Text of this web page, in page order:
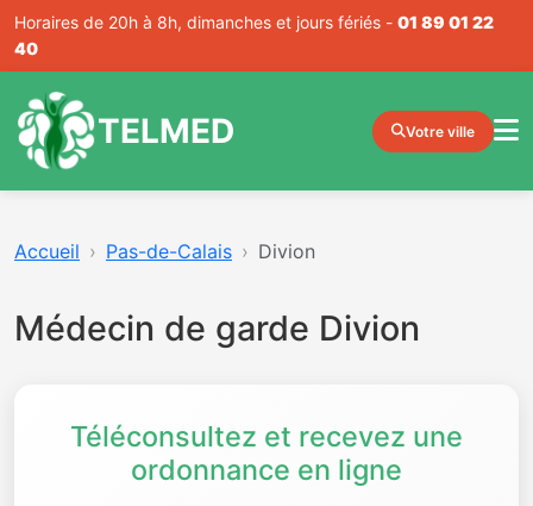
Horaires de 20h à 8h, dimanches et jours fériés - 01 89 01 22
40
TELMED Votre ville
Accueil Pas-de-Calais Divion
Médecin de garde Divion
Téléconsultez et recevez une
ordonnance en ligne